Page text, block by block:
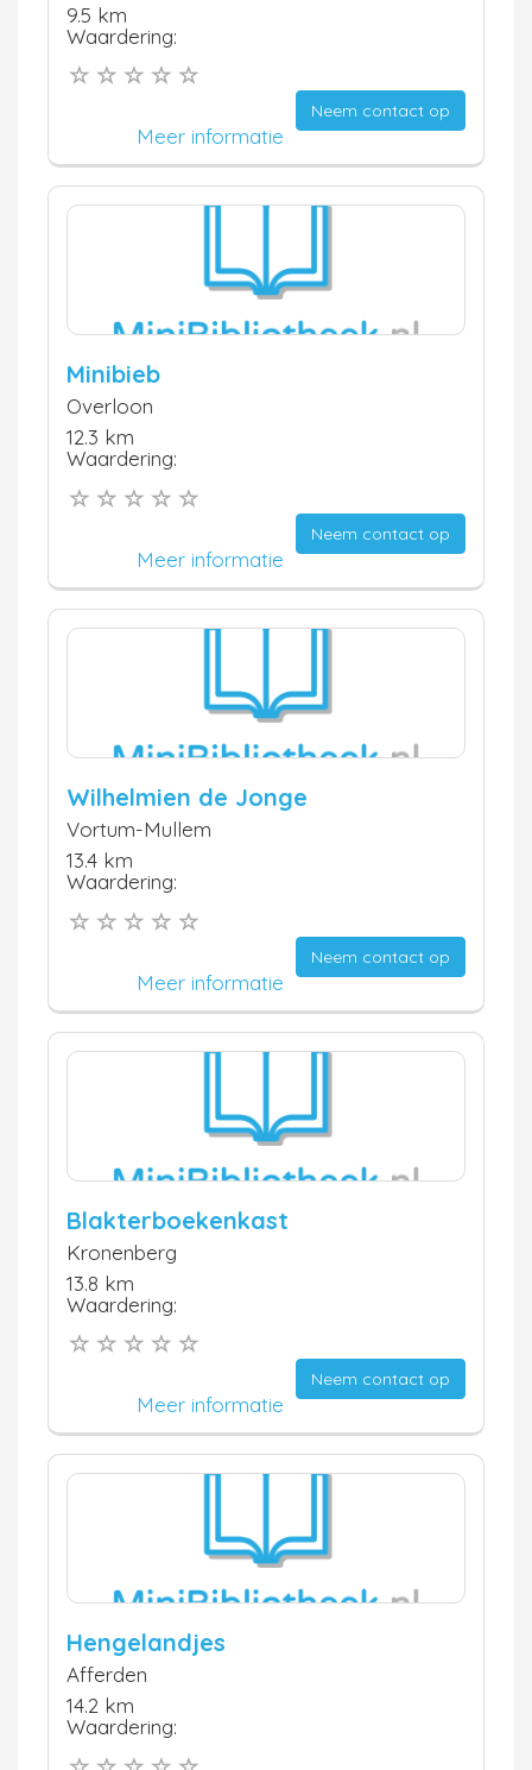
9.5 km
Waardering:
Neem contact op
Meer informatie
Minibieb
Overloon
12.3 km
Waardering:
Neem contact op
Meer informatie
Wilhelmien de Jonge
Vortum-Mullem
13.4 km
Waardering:
Neem contact op
Meer informatie
Blakterboekenkast
Kronenberg
13.8 km
Waardering:
Neem contact op
Meer informatie
Hengelandjes
Afferden
14.2 km
Waardering: